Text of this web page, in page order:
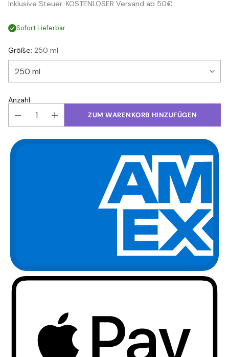
Inklusive Steuer. KOSTENLOSER Versand ab 50€
Sofort Lieferbar
Größe: 250 ml
Anzahl
ZUM WARENKORB HINZUFÜGEN